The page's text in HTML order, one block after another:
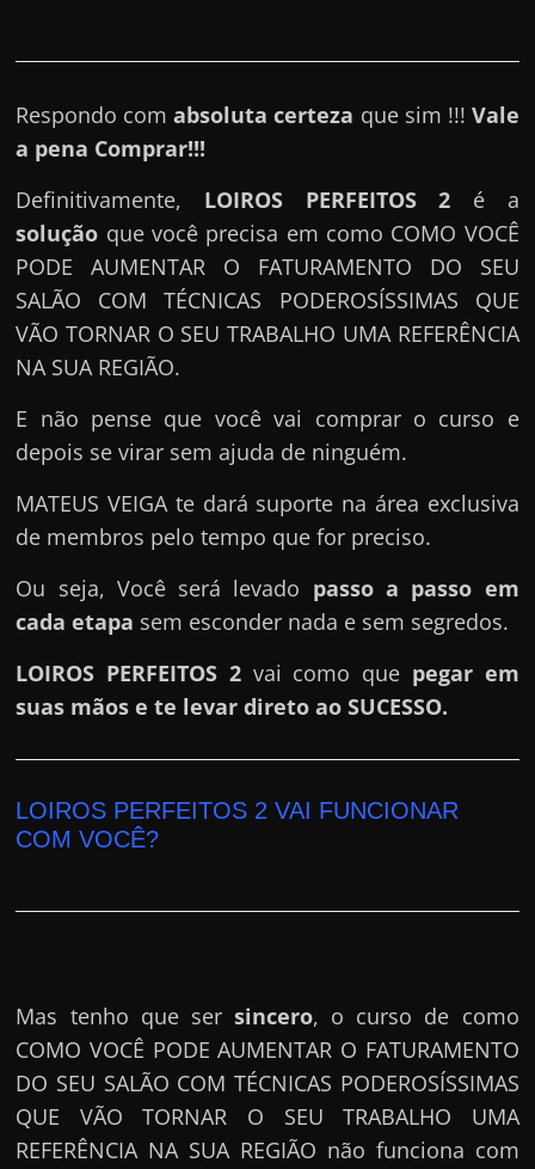
Respondo comabsoluta certeza que sim !!! Vale
a pena Comprar!!!
Definitivamente, LOIROS PERFEITOS 2 é a
solução que você precisa em como COMO VOCÊ
PODE AUMENTAR O FATURAMENTO DO SEU
SALÃO COM TÉCNICAS PODEROSÍSSIMAS QUE
VÃO TORNAR O SEU TRABALHO UMA REFERÊNCIA
NA SUA REGIÃO.
E não pense que você vai comprar o curso e
depois se virar sem ajuda de ninguém.
MATEUS VEIGA te dará suporte na área exclusiva
de membros pelo tempo que for preciso.
Ou seja, Você será levado passo a passo em
cada etapa sem esconder nada e sem segredos.
LOIROS PERFEITOS 2vai como que pegar em
suas mãos e te levar direto ao SUCESSO.
LOIROS PERFEITOS 2 VAI FUNCIONAR
COM VOCÊ?
Mas tenho que ser sincero, o curso de como
COMO VOCÊ PODE AUMENTAR O FATURAMENTO
DO SEU SALÃO COM TÉCNICAS PODEROSÍSSIMAS
QUE VÃO TORNAR O SEU TRABALHO UMA
REFERÊNCIA NA SUA REGIÃO não funciona com